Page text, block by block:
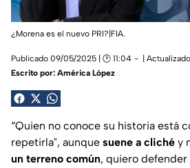
¿Morena es el nuevo PRI?|FIA.
Publicado 09/05/2025 | 🕑 11:04 |
Escrito por: América López
“Quien no conoce su historia está
repetirla", aunque suene a cliché y
un terreno común, quiero